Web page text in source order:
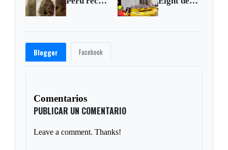
Blogger Facebook
Comentarios
PUBLICAR UN COMENTARIO
Leave a comment. Thanks!